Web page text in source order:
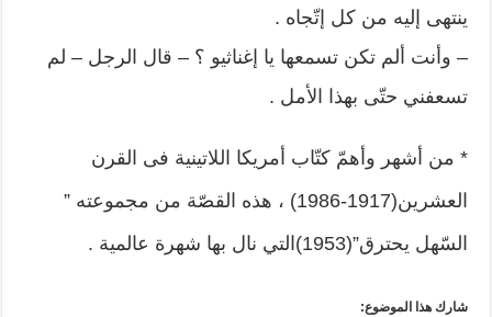
ينتهى إليه من كل إتّجاه .
– وأنت ألم تكن تسمعها يا إغناثيو ؟ – قال الرجل – لم
تسعفني حتّى بهذا الأمل .
* من أشهر وأهمّ كتّاب أمريكا اللاتينية فى القرن
العشرين(1917-1986) ، هذه القصّة من مجموعته ”
السّهل يحترق”(1953)التي نال بها شهرة عالمية .
شارك هذا الموضوع: